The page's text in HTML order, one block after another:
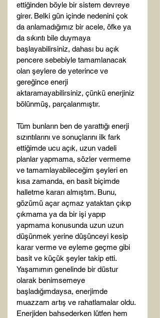
ettiğinden böyle bir sistem devreye
girer. Belki gün içinde nedenini çok
da anlamadığımız bir acele, öfke ya
da sıkıntı bile duymaya
başlayabilirsiniz, dahası bu açık
pencere sebebiyle tamamlanacak
olan şeylere de yeterince ve
gereğince enerji
aktaramayabilirsiniz, çünkü enerjiniz
bölünmüş, parçalanmıştır.
Tüm bunların ben de yarattığı enerji
sızıntılarını ve sonuçlarını ilk fark
ettiğimde ucu açık, uzun vadeli
planlar yapmama, sözler vermeme
ve tamamlayabileceğim şeyleri en
kısa zamanda, en basit biçimde
halletme kararı almıştım. Bunu,
gözümü açar açmaz yataktan çıkıp
çıkmama ya da bir işi yapıp
yapmama konusunda uzun uzun
düşünmek yerine düşünceyi kesip
karar verme ve eyleme geçme gibi
basit ve küçük şeyler takip etti.
Yaşamımın genelinde bir düstur
olarak benimsemeye
başladığımdaysa, enerjimde
muazzam artış ve rahatlamalar oldu.
Enerjiden bahsederken lütfen hem